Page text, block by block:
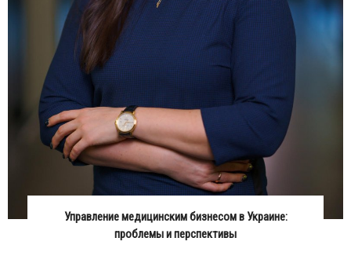
Управление медицинским бизнесом в Украине:
проблемы и перспективы